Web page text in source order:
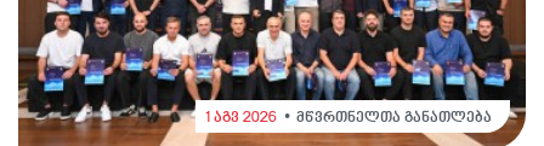
1 აგვ 2026 მწვრთნელთა განათლება